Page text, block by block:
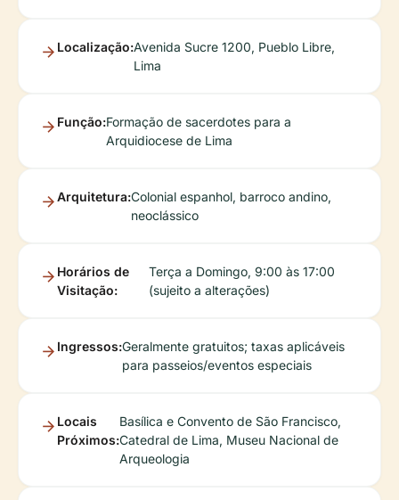
Localização:Avenida Sucre 1200, Pueblo Libre,
Lima
Função:Formação de sacerdotes para a
Arquidiocese de Lima
Arquitetura:Colonial espanhol, barroco andino,
neoclássico
Horários de
Visitação:
Terça a Domingo, 9:00 às 17:00
(sujeito a alterações)
Ingressos:Geralmente gratuitos; taxas aplicáveis
para passeios/eventos especiais
Locais
Próximos:
Basílica e Convento de São Francisco,
Catedral de Lima, Museu Nacional de
Arqueologia